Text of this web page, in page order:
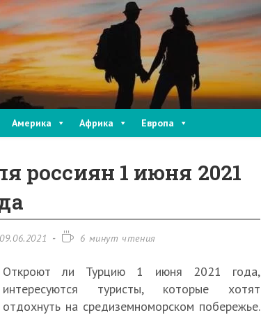
Америка Африка Европа
россиян 1 июня 2021
09.06.2021
Время6 минут чтения
Откроют ли Турцию 1 июня 2021 года,
интересуются туристы, которые хотят
отдохнуть на средиземноморском побережье.